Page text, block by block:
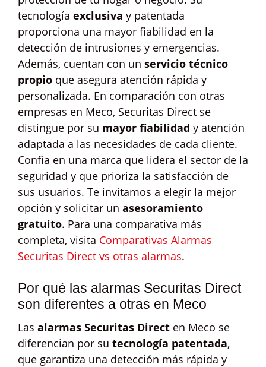
tecnología exclusiva y patentada
proporciona una mayor fiabilidad en la
detección de intrusiones y emergencias.
Además, cuentan con un servicio técnico
propio que asegura atención rápida y
personalizada. En comparación con otras
empresas en Meco, Securitas Direct se
distingue por su mayor fiabilidad y atención
adaptada a las necesidades de cada cliente.
Confía en una marca que lidera el sector de la
seguridad y que prioriza la satisfacción de
sus usuarios. Te invitamos a elegir la mejor
opción y solicitar un asesoramiento
gratuito. Para una comparativa más
completa, visita Comparativas Alarmas
Securitas Direct vs otras alarmas.
Por qué las alarmas Securitas Direct
son diferentes a otras en Meco
Las alarmas Securitas Direct en Meco se
diferencian por su tecnología patentada,
que garantiza una detección más rápida y